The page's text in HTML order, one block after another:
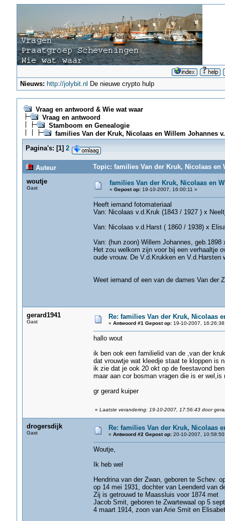
Nieuws: http://jolybit.nl De nieuwe crypto hulp
Vraag en antwoord & Wie wat waar
Vraag en antwoord
Stamboom en Genealogie
families Van der Kruk, Nicolaas en Willem Johannes
Pagina's: [1] 2
Auteur
Topic: families Van der Kruk, Nicolaas en
woutje
Gast
families Van der Kruk, Nicolaas en
« Gepost op:19-10-2007, 16:00:11 »
Heeft iemand fotomateriaal
Van: Nicolaas v.d.Kruk (1843 / 1927 ) x
Van: Nicolaas v.d.Harst ( 1860 / 1938) x
Van: (hun zoon) Willem Johannes,
Het zou welkom zijn voor bij een verhaaltje
oude vrouw. De V.d.Krukken en V.d.Harsten
Weet iemand of een van de dames Van der
gerard1941
Gast
Re: families Van der Kruk, Nicolaas
« Antwoord #1 Gepost op:19-10-2007, 16:26:38
hallo wout
ik ben ook een familielid van de ,van der
dat vrouwtje wat kleedje staat te kloppen is
ik zie dat je ook 20 okt op de feestavond
maar aan cor bosman vragen die is er
gr gerard kuiper
« Laatste verandering: 19-10-2007, 17:56:43 door
drogersdijk
Gast
Re: families Van der Kruk, Nicolaas
« Antwoord #2 Gepost op:20-10-2007, 10:58:50
Woutje,
Ik heb wel
Hendrina van der Zwan, geboren te Schev.
op 14 mei 1931, dochter van Leenderd van
Zij is getrouwd te Maassluis voor 1874 met
Jacob Smit, geboren te Zwartewaal op 5
4 maart 1914, zoon van Arie Smit en